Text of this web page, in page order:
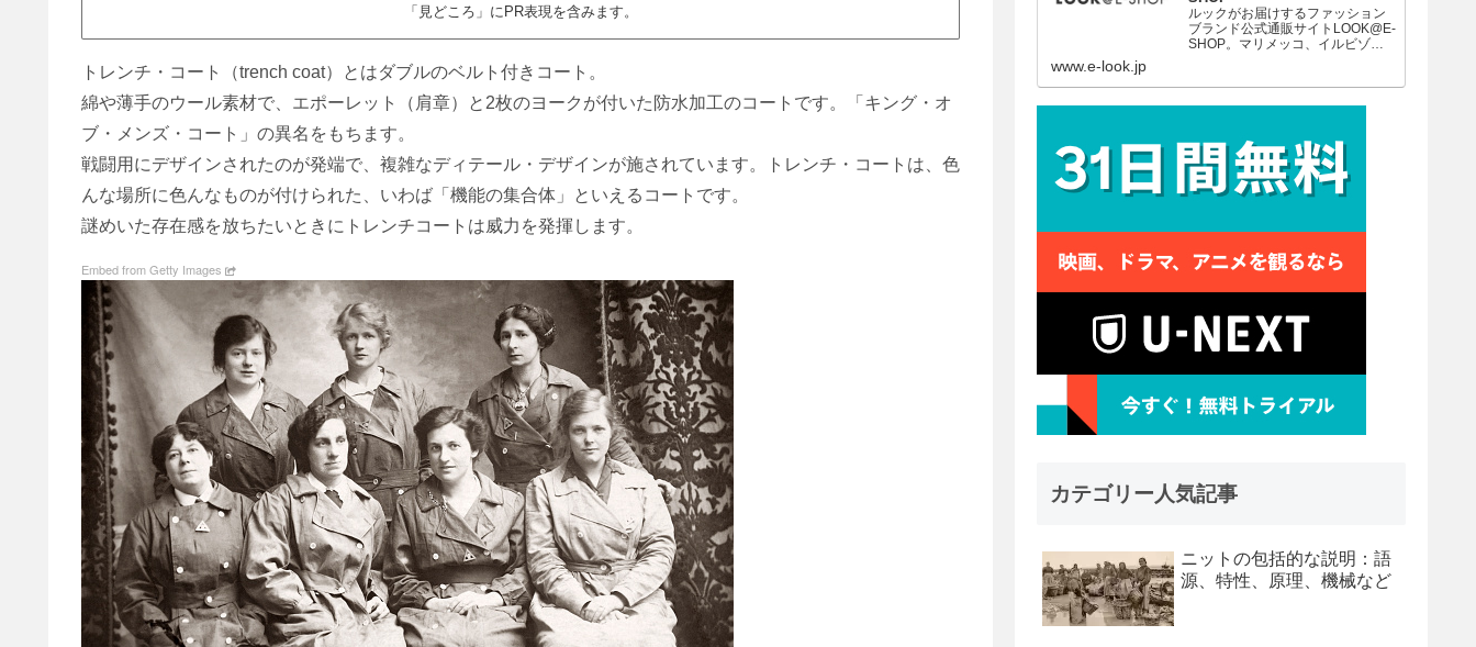
「見どころ」にPR表現を含みます。
トレンチ・コート（trench coat）とはダブルのベルト付きコート。
綿や薄手のウール素材で、エポーレット（肩章）と2枚のヨークが付いた防水加工のコートです。「キング・オ
ブ・メンズ・コート」の異名をもちます。
戦闘用にデザインされたのが発端で、複雑なディテール・デザインが施されています。トレンチ・コートは、色
んな場所に色んなものが付けられた、いわば「機能の集合体」といえるコートです。
謎めいた存在感を放ちたいときにトレンチコートは威力を発揮します。
Embed from Getty Images
ルックがお届けするファッション
ブランド公式通販サイトLOOK@E-
SHOP。マリメッコ、イルビゾン
共通ポイント、コンビニ後払いや
ラッピングサービスがご利用頂け
www.e-look.jp
カテゴリー人気記事
ニットの包括的な説明：語
源、特性、原理、機械など